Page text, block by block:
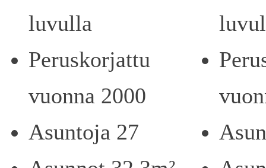
luvulla
Peruskorjattu
vuonna 2000
Asuntoja 27